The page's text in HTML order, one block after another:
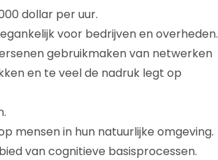
dollar per uur.
voor bedrijven en overheden.
gebruikmaken van netwerken
en te veel de nadruk legt op
mensen in hun natuurlijke omgeving.
van cognitieve basisprocessen.